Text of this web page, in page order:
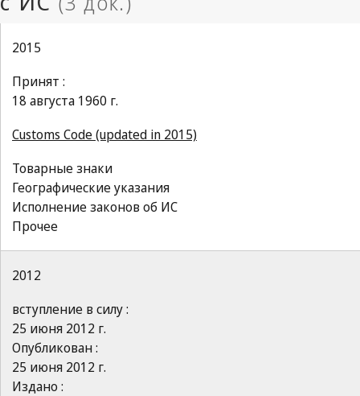
2015
Принят :
18 августа 1960 г.
Customs Code (updated in 2015)
Товарные знаки
Географические указания
Исполнение законов об ИС
Прочее
2012
вступление в силу :
25 июня 2012 г.
Опубликован :
25 июня 2012 г.
Издано :